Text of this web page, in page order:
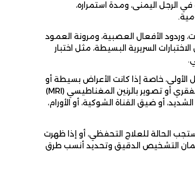
الرجل اليمنى، ومدة استمراره،
الأفعال العصبية، ومرونة العمود
السريرية البسيطة، مثل اختبار
خاصة إذا كانت الأعراض بسيطة أو
حديثة الظهور. ومع ذلك، قد يطلب الطبيب إجراء أشعة سينية على العمود الفقري أو تصوير بالرنين المغناطيسي (MRI)
أو ضيق القناة الشوكية، أو الأورام،
الحالة للعلاج التحفظي، أو إذا ظهرت
التشخيص الدقيق وتحديد أنسب طرق